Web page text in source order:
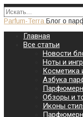
Parfum-Terra Блог о
Главная
Все статьи
Новости
Ноты и
Косметика
Азбука
Обзоры и
Иконы